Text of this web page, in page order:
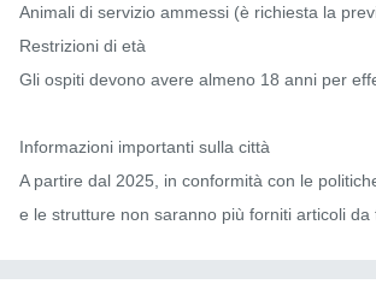
Animali di servizio ammessi (è richiesta la
Restrizioni di età
Gli ospiti devono avere almeno 18 anni per
Informazioni importanti sulla città
A partire dal 2025, in conformità con le
e le strutture non saranno più forniti articoli da